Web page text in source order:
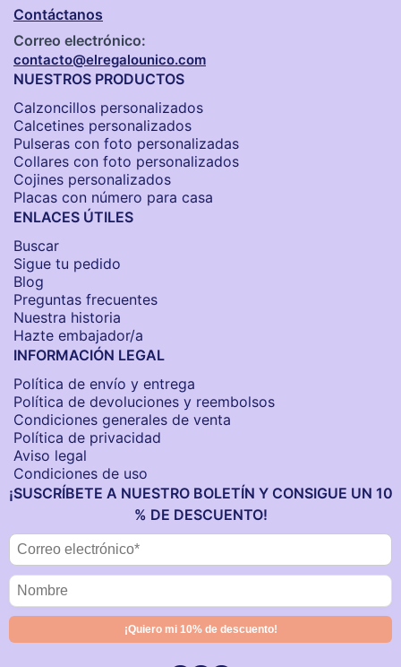
Contáctanos
Correo electrónico:
contacto@elregalounico.com
NUESTROS PRODUCTOS
Calzoncillos personalizados​
Calcetines personalizados
Pulseras con foto personalizadas
Collares con foto personalizados
Cojines personalizados
Placas con número para casa
ENLACES ÚTILES
Buscar
Sigue tu pedido
Blog
Preguntas frecuentes
Nuestra historia
Hazte embajador/a
INFORMACIÓN LEGAL
Política de envío y entrega
Política de devoluciones y reembolsos
Condiciones generales de venta
Política de privacidad
Aviso legal
Condiciones de uso
¡SUSCRÍBETE A NUESTRO BOLETÍN Y CONSIGUE UN 10
% DE DESCUENTO!